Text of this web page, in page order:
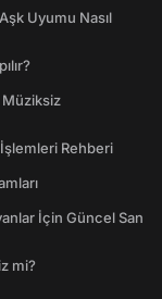
Uyumu Nasıl
Müziksiz
İşlemleri Rehberi
İçin Güncel San
mi?